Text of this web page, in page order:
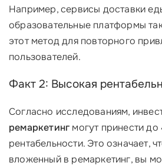
Например, сервисы доставки
образовательные платформы
этот метод для повторного
пользователей.
Факт 2: Высокая
Согласно исследованиям,
ремаркетинг могут принести
рентабельности. Это означает,
вложенный в ремаркетинг, вы